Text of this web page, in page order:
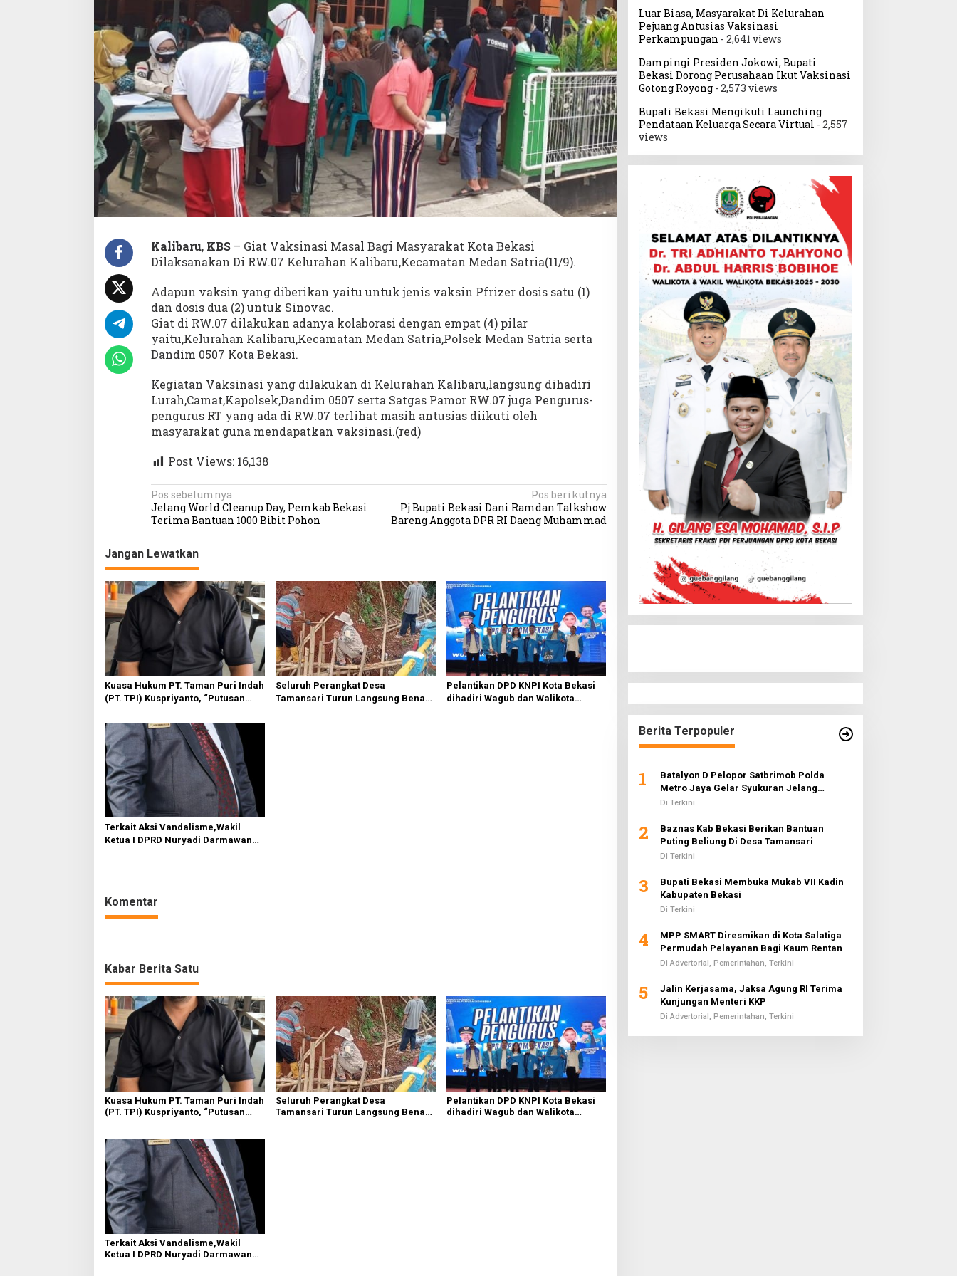
A
U
N
S
A
T
R
A
Kalibaru, KBS – Giat Vaksinasi Masal Bagi Masyarakat Kota Bekasi
Dilaksanakan Di RW.07 Kelurahan Kalibaru,Kecamatan Medan Satria(11/9).
Adapun vaksin yang diberikan yaitu untuk jenis vaksin Pfrizer dosis satu (1)
dan dosis dua (2) untuk Sinovac.
Giat di RW.07 dilakukan adanya kolaborasi dengan empat (4) pilar
yaitu,Kelurahan Kalibaru,Kecamatan Medan Satria,Polsek Medan Satria serta
Dandim 0507 Kota Bekasi.
Kegiatan Vaksinasi yang dilakukan di Kelurahan Kalibaru,langsung dihadiri
Lurah,Camat,Kapolsek,Dandim 0507 serta Satgas Pamor RW.07 juga Pengurus-
pengurus RT yang ada di RW.07 terlihat masih antusias diikuti oleh
masyarakat guna mendapatkan vaksinasi.(red)
Post Views: 16,138
N
a
i
g
a
p
o
s
Pos sebelumnya
Jelang World Cleanup Day, Pemkab Bekasi
Terima Bantuan 1000 Bibit Pohon
Pos berikutnya
Pj Bupati Bekasi Dani Ramdan Talkshow
Bareng Anggota DPR RI Daeng Muhammad
Jangan Lewatkan
Kuasa Hukum PT. Taman Puri Indah
(PT. TPI) Kuspriyanto, “Putusan
Tetap Akan dilakukan Eksekusi”
Seluruh Perangkat Desa
Tamansari Turun Langsung Benahi
Pelantikan DPD KNPI Kota Bekasi
dihadiri Wagub dan Walikota
Terkait Aksi Vandalisme,Wakil
Ketua I DPRD Nuryadi Darmawan
Komentar
Kabar Berita Satu
Kuasa Hukum PT. Taman Puri Indah
(PT. TPI) Kuspriyanto, “Putusan
Seluruh Perangkat Desa
Tamansari Turun Langsung Benahi
Pelantikan DPD KNPI Kota Bekasi
dihadiri Wagub dan Walikota
Terkait Aksi Vandalisme,Wakil
Ketua I DPRD Nuryadi Darmawan
Luar Biasa, Masyarakat Di Kelurahan
Pejuang Antusias Vaksinasi
Perkampungan - 2,641 views
Dampingi Presiden Jokowi, Bupati
Bekasi Dorong Perusahaan Ikut Vaksinasi
Gotong Royong- 2,573 views
Bupati Bekasi Mengikuti Launching
Pendataan Keluarga Secara Virtual - 2,557
views
Berita Terpopuler
1
Batalyon D Pelopor Satbrimob Polda
Metro Jaya Gelar Syukuran Jelang
Ramadhan 1442 H
Di Terkini
2
Baznas Kab Bekasi Berikan Bantuan
Puting Beliung Di Desa Tamansari
Di Terkini
3
Bupati Bekasi Membuka Mukab VII Kadin
Kabupaten Bekasi
Di Terkini
4
MPP SMART Diresmikan di Kota Salatiga
Permudah Pelayanan Bagi Kaum Rentan
Di Advertorial, Pemerintahan, Terkini
5
Jalin Kerjasama, Jaksa Agung RI Terima
Kunjungan Menteri KKP
Di Advertorial, Pemerintahan, Terkini